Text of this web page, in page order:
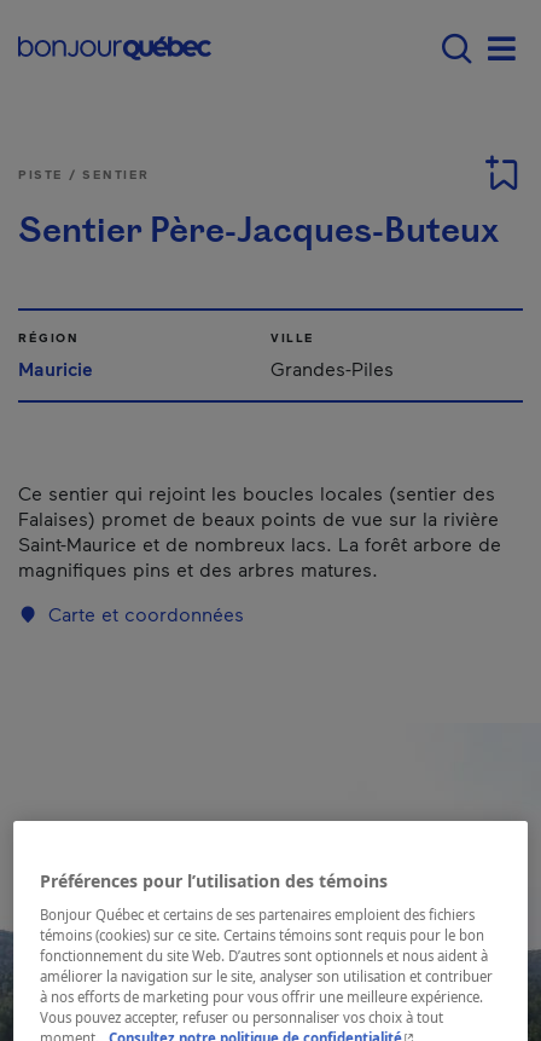
Main navigation -
PISTE / SENTIER
Sentier Père-Jacques-Buteux
RÉGION
Mauricie
VILLE
Grandes-Piles
Ce sentier qui rejoint les boucles locales (sentier des
Falaises) promet de beaux points de vue sur la rivière
Saint-Maurice et de nombreux lacs. La forêt arbore de
magnifiques pins et des arbres matures.
Carte et coordonnées
Préférences pour l’utilisation des témoins
Bonjour Québec et certains de ses partenaires emploient des fichiers
témoins (cookies) sur ce site. Certains témoins sont requis pour le bon
fonctionnement du site Web. D’autres sont optionnels et nous aident à
améliorer la navigation sur le site, analyser son utilisation et contribuer
à nos efforts de marketing pour vous offrir une meilleure expérience.
Vous pouvez accepter, refuser ou personnaliser vos choix à tout
- Cet hyperlien